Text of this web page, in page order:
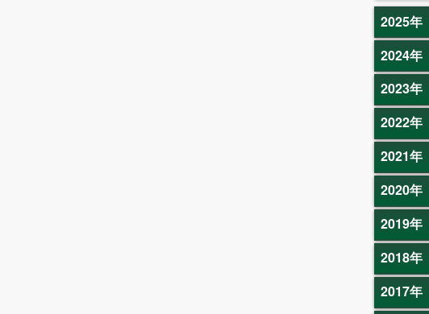
2025年
2024年
2023年
2022年
2021年
2020年
2019年
2018年
2017年